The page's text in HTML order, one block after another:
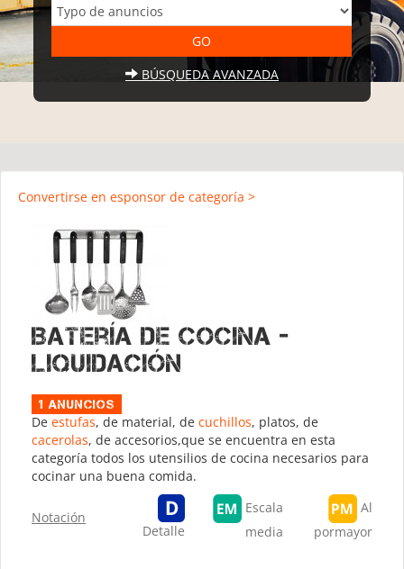
BÚSQUEDA AVANZADA
Convertirse en esponsor de categoría >
Batería de cocina -
Liquidación
1 Anuncios
De estufas, de material, de cuchillos, platos, de
cacerolas, de accesorios,que se encuentra en esta
categoría todos los utensilios de cocina necesarios para
cocinar una buena comida.
Notación
Detalle
Escala
media
Al
pormayor